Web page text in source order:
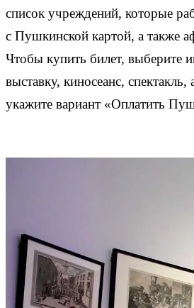
список учреждений, которые
с Пушкинской картой, а также
Чтобы купить билет, выберите
выставку, киносеанс,
укажите вариант «Оплатить